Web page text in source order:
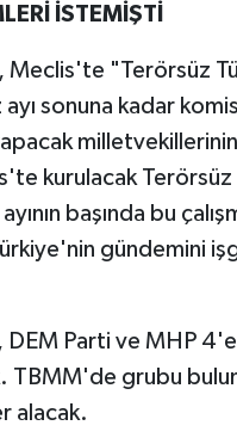
İSTEMİŞTİ
Meclis'te "Terörsüz
ayı sonuna kadar
kurulacak
başında bu
gündemini
Parti ve MHP
grubu
alacak.